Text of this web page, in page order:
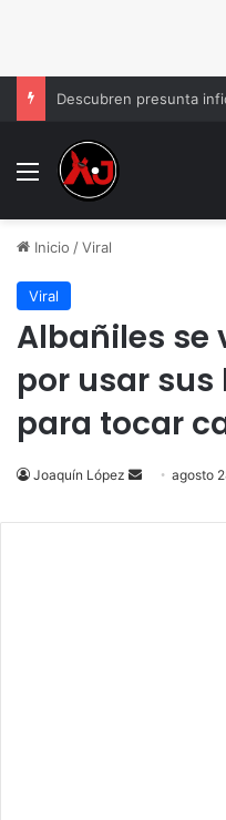
Menu
Inicio /Viral
Viral
Albañiles se
por usar
para tocar
Joaquín López
Send
email
agosto